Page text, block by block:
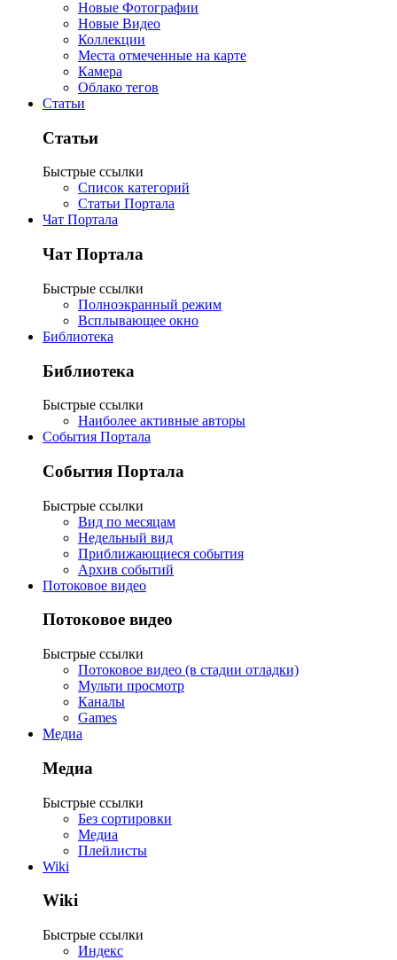
Новые Фотографии
Новые Видео
Коллекции
Места отмеченные на карте
Камера
Облако тегов
Статьи
Статьи
Быстрые ссылки
Список категорий
Статьи Портала
Чат Портала
Чат Портала
Быстрые ссылки
Полноэкранный режим
Всплывающее окно
Библиотека
Библиотека
Быстрые ссылки
Наиболее активные авторы
События Портала
События Портала
Быстрые ссылки
Вид по месяцам
Недельный вид
Приближающиеся события
Архив событий
Потоковое видео
Потоковое видео
Быстрые ссылки
Потоковое видео (в стадии отладки)
Мульти просмотр
Каналы
Games
Медиа
Медиа
Быстрые ссылки
Без сортировки
Медиа
Плейлисты
Wiki
Wiki
Быстрые ссылки
Индекс